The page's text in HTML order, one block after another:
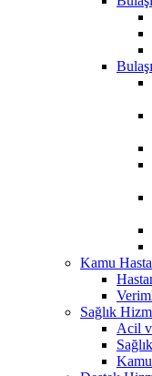
Kamu
Sağlık
Acil